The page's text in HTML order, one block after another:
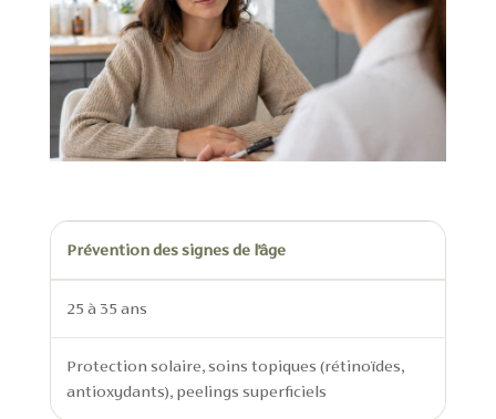
Prévention des signes de l’âge
25 à 35 ans
Protection solaire, soins topiques (rétinoïdes,
antioxydants), peelings superficiels